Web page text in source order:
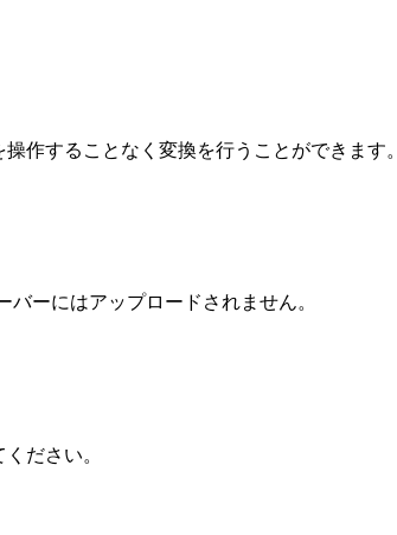
作することなく変換を行うことができます。
ーにはアップロードされません。
ださい。